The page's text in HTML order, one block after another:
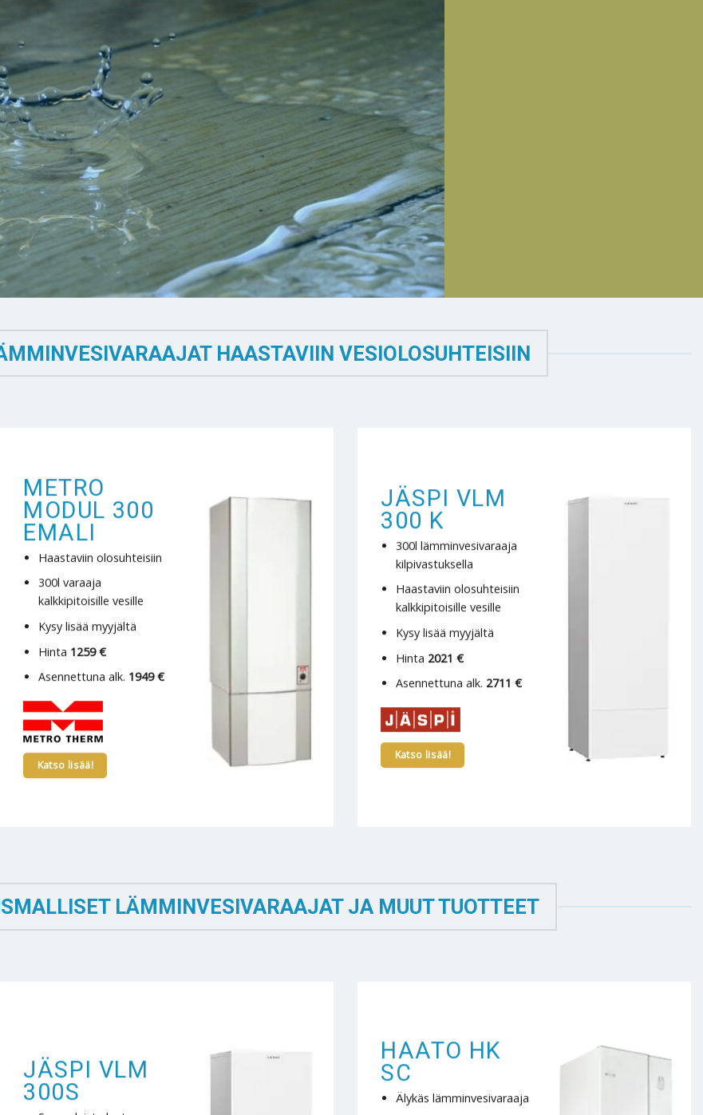
HAASTAVIIN VESIOLOSUHTEISIIN
METRO
MODUL 300
EMALI
Haastaviin olosuhteisiin
300l varaaja
kalkkipitoisille vesille
Kysy lisää myyjältä
Hinta 1259 €
Asennettuna alk. 1949 €
Katso lisää!
JÄSPI VLM
300 K
300l lämminvesivaraaja
kilpivastuksella
Haastaviin olosuhteisiin
kalkkipitoisille vesille
Kysy lisää myyjältä
Hinta 2021 €
Asennettuna alk. 2711 €
Katso lisää!
LÄMMINVESIVARAAJAT JA MUUT TUOTTEET
JÄSPI VLM
300S
HAATO HK
SC
Älykäs lämminvesivaraaja